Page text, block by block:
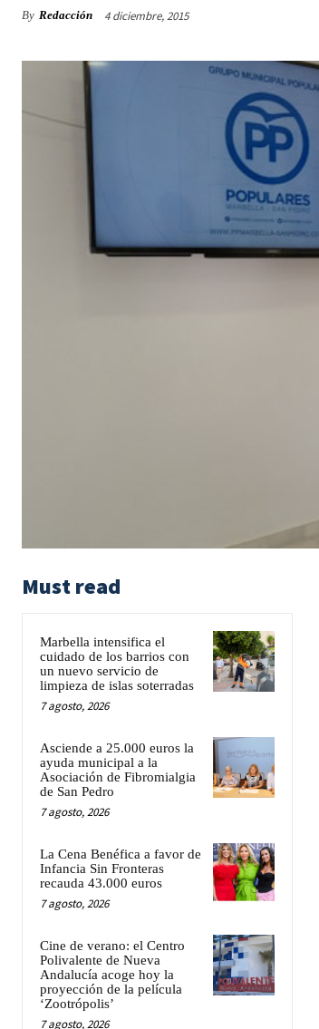
By Redacción 4 diciembre, 2015
Must read
Marbella intensifica el
cuidado de los barrios con
un nuevo servicio de
limpieza de islas soterradas
7 agosto, 2026
Asciende a 25.000 euros la
ayuda municipal a la
Asociación de Fibromialgia
de San Pedro
7 agosto, 2026
La Cena Benéfica a favor de
Infancia Sin Fronteras
recauda 43.000 euros
7 agosto, 2026
Cine de verano: el Centro
Polivalente de Nueva
Andalucía acoge hoy la
proyección de la película
‘Zootrópolis’
7 agosto, 2026